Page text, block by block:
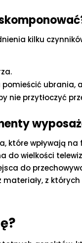
kilku
ubrania,
nie przytłoczyć
które wpływają
do wielkości
do
z